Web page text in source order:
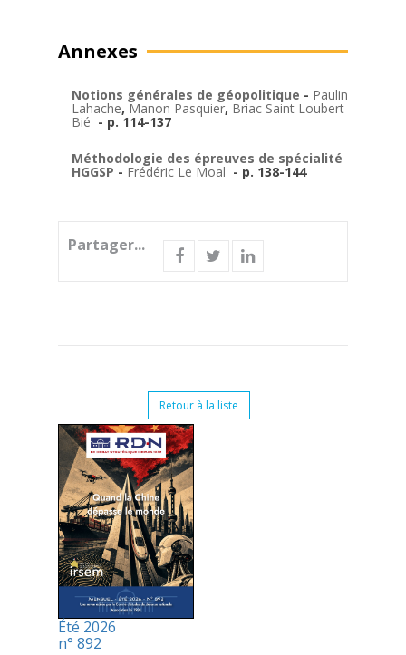
Annexes
Notions générales de géopolitique - Pauline
Lahache,Manon Pasquier, Briac Saint Loubert
Bié - p. 114-137
Méthodologie des épreuves de spécialité
HGGSP - Frédéric Le Moal - p. 138-144
Partager...
Retour à la liste
Été 2026
n° 892